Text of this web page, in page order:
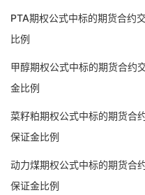
PTA期权公式中标的期货合约
比例
甲醇期权公式中标的期货合约
金比例
菜籽粕期权公式中标的期货合
保证金比例
动力煤期权公式中标的期货合
保证金比例